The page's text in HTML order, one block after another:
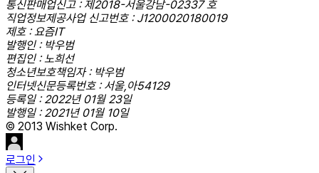
통신판매업신고 : 제2018-서울강남-02337 호
직업정보제공사업 신고번호 : J1200020180019
제호 : 요즘IT
발행인 : 박우범
편집인 : 노희선
청소년보호책임자 : 박우범
인터넷신문등록번호 : 서울,아54129
등록일 : 2022년 01월 23일
발행일 : 2021년 01월 10일
© 2013 Wishket Corp.
로그인